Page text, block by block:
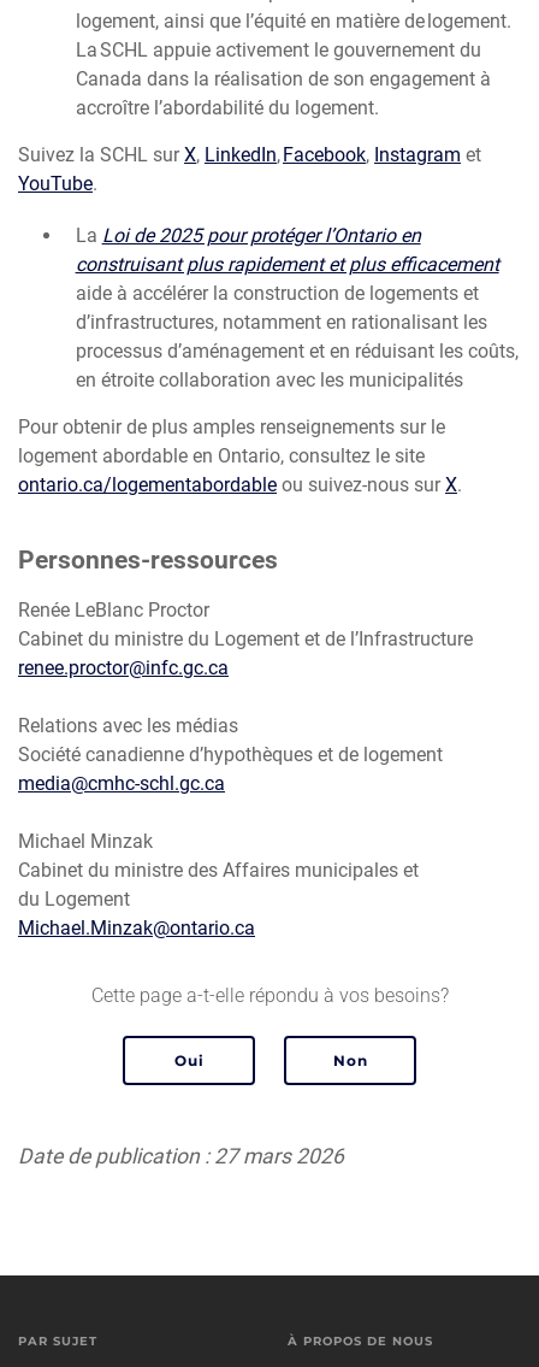
logement, ainsi que l’équité en matière de logement.
La SCHL appuie activement le gouvernement du
Canada dans la réalisation de son engagement à
accroître l’abordabilité du logement.
Suivez la SCHL surX, LinkedIn,Facebook, Instagram et
YouTube.
La Loi de 2025 pour protéger l’Ontario en
construisant plus rapidement et plus efficacement
aide à accélérer la construction de logements et
d’infrastructures, notamment en rationalisant les
processus d’aménagement et en réduisant les coûts,
en étroite collaboration avec les municipalités
Pour obtenir de plus amples renseignements sur le
logement abordable en Ontario, consultez le site
ontario.ca/logementabordable ou suivez-nous surX.
Personnes-ressources
Renée LeBlanc Proctor
Cabinet du ministre du Logement et de l’Infrastructure
renee.proctor@infc.gc.ca
Relations avec les médias
Société canadienne d’hypothèques et de logement
media@cmhc-schl.gc.ca
Michael Minzak
Cabinet du ministre des Affaires municipales et
du Logement
Michael.Minzak@ontario.ca
Cette page a-t-elle répondu à vos besoins?
Date de publication : 27 mars 2026
PAR SUJET À PROPOS DE NOUS